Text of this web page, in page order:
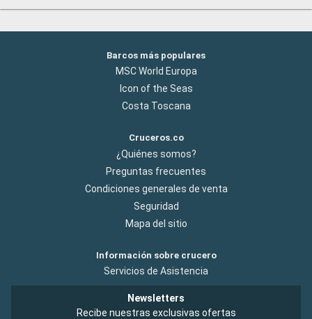
Barcos más populares
MSC World Europa
Icon of the Seas
Costa Toscana
Cruceros.co
¿Quiénes somos?
Preguntas frecuentes
Condiciones generales de venta
Seguridad
Mapa del sitio
Información sobre crucero
Servicios de Asistencia
Newsletters
Recibe nuestras exclusivas ofertas